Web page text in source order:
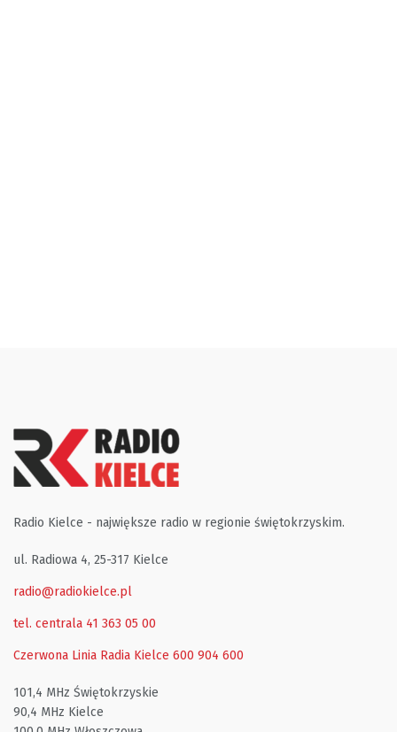
Radio Kielce - największe radio w regionie świętokrzyskim.
ul. Radiowa 4, 25-317 Kielce
radio@radiokielce.pl
tel. centrala 41 363 05 00
Czerwona Linia Radia Kielce 600 904 600
101,4 MHz Świętokrzyskie
90,4 MHz Kielce